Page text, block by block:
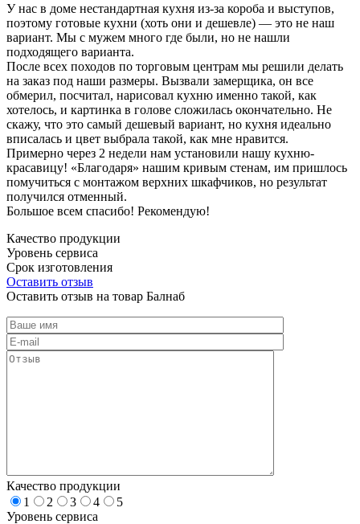
У нас в доме нестандартная кухня из-за короба и выступов,
поэтому готовые кухни (хоть они и дешевле) — это не наш
вариант. Мы с мужем много где были, но не нашли
подходящего варианта.
После всех походов по торговым центрам мы решили делать
на заказ под наши размеры. Вызвали замерщика, он все
обмерил, посчитал, нарисовал кухню именно такой, как
хотелось, и картинка в голове сложилась окончательно. Не
скажу, что это самый дешевый вариант, но кухня идеально
вписалась и цвет выбрала такой, как мне нравится.
Примерно через 2 недели нам установили нашу кухню-
красавицу! «Благодаря» нашим кривым стенам, им пришлось
помучиться с монтажом верхних шкафчиков, но результат
получился отменный.
Большое всем спасибо! Рекомендую!
Качество продукции
Уровень сервиса
Срок изготовления
Оставить отзыв
Оставить отзыв на товар Балнаб
Качество продукции
1
2 3 4
5
Уровень сервиса